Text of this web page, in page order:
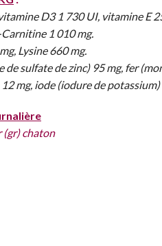
D3 1 730 UI, vitamine E
Carnitine 1 010 mg.
Lysine 660 mg.
de sulfate de zinc) 95 mg, fer
mg, iode (iodure de potassium)
(gr) chaton